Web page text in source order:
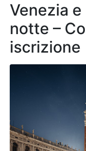
Venezia
notte –
iscrizione